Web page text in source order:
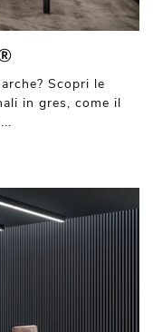
Scopri le
in gres, come il